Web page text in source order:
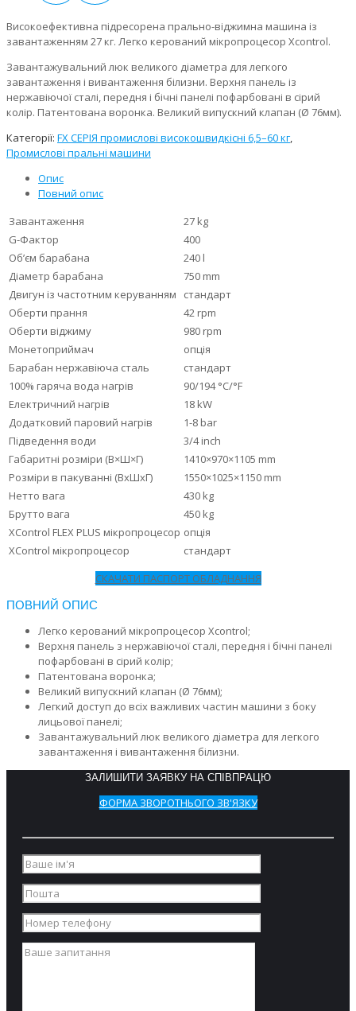
Високоефективна підресорена прально-віджимна машина із
завантаженням 27 кг. Легко керований мікропроцесор Xcontrol.
Завантажувальний люк великого діаметра для легкого
завантаження і вивантаження білизни. Верхня панель із
нержавіючої сталі, передня і бічні панелі пофарбовані в сірий
колір. Патентована воронка. Великий випускний клапан (Ø 76мм).
Категорії: FX СЕРІЯ промислові високошвидкісні 6,5–60 кг,
Промислові пральні машини
Опис
Повний опис
Завантаження
27 kg
G-Фактор
400
Об’єм барабана
240 l
Діаметр барабана
750 mm
Двигун із частотним керуванням
стандарт
Оберти прання
42 rpm
Оберти віджиму
980 rpm
Монетоприймач
опція
Барабан нержавіюча сталь
стандарт
100% гаряча вода нагрів
90/194 °C/°F
Електричний нагрів
18 kW
Додатковий паровий нагрів
1-8 bar
Підведення води
3/4 inch
Габаритні розміри (В×Ш×Г)
1410×970×1105 mm
Розміри в пакуванні (ВхШхГ)
1550×1025×1150 mm
Нетто вага
430 kg
Брутто вага
450 kg
XControl FLEX PLUS мікропроцесор опція
XControl мікропроцесор
стандарт
СКАЧАТИ ПАСПОРТ ОБЛАДНАННЯ
ПОВНИЙ ОПИС
Легко керований мікропроцесор Xcontrol;
Верхня панель з нержавіючої сталі, передня і бічні панелі
пофарбовані в сірий колір;
Патентована воронка;
Великий випускний клапан (Ø 76мм);
Легкий доступ до всіх важливих частин машини з боку
лицьової панелі;
Завантажувальний люк великого діаметра для легкого
завантаження і вивантаження білизни.
ЗАЛИШИТИ ЗАЯВКУ НА СПІВПРАЦЮ
ФОРМА ЗВОРОТНЬОГО ЗВ'ЯЗКУ